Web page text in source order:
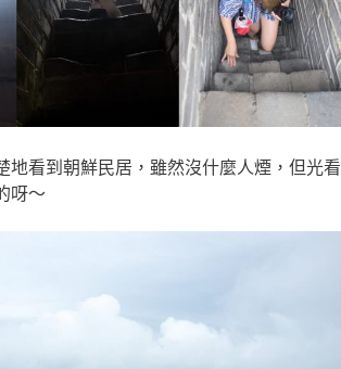
地看到朝鮮民居，雖然沒什麼人煙，但光看
呀～